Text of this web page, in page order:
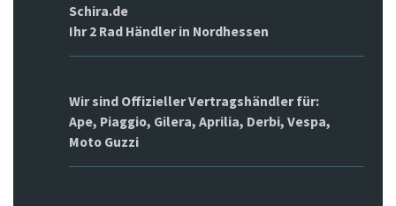
Schira.de
Ihr 2 Rad Händler in Nordhessen
Wir sind Offizieller Vertragshändler für:
Ape, Piaggio, Gilera, Aprilia, Derbi, Vespa,
Moto Guzzi